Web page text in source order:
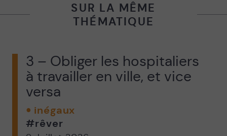
SUR LA MÊME
THÉMATIQUE
3 – Obliger les hospitaliers
à travailler en ville, et vice
versa
inégaux
#rêver